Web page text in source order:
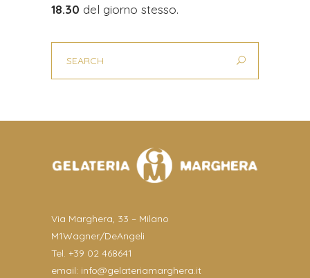
18.30 del giorno stesso.
Via Marghera, 33 – Milano
M1Wagner/DeAngeli
Tel. +39 02 468641
email: info@gelateriamarghera.it